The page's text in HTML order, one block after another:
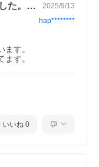
息子の誕生日プレゼントに贈りました。端… 2025/9/13
hap********
す。
す。
いいね 0